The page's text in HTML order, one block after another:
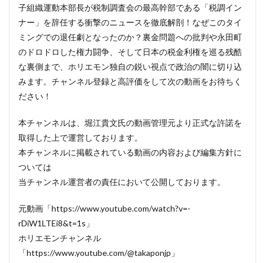
子組織運動本部長が税制調査会の最高幹部である「税調イン
ナー」を辞任する衝撃のニュースを徹底解剖！なぜこのタイ
ミングでの退任劇となったのか？裏金問題への批判や永田町
のドロドロした権力闘争、そして日本の税金利権を巡る残酷
な裏側まで、ホリエモン独自の鋭い視点で政治の闇に切り込
みます。チャンネル登録と高評価をして次の動画をお待ちく
ださい！
本チャンネルは、堀江貴文氏の動画管理元より正式な許諾を
取得した上で運営しております。
本チャンネルに掲載されている動画の内容および編集方針に
ついては
当チャンネル運営者の責任において公開しております。
元動画「https://www.youtube.com/watch?v=-
rDiW1LTEi8&t=1s」
ホリエモンチャンネル
「https://www.youtube.com/@takaponjp」